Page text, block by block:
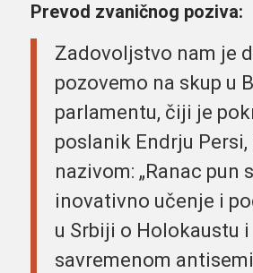
Prevod zvaničnog poziva:
Zadovoljstvo nam je
pozovemo na skup u
parlamentu, čiji je
poslanik Endrju Persi,
nazivom: „Ranac pun
inovativno učenje i
u Srbiji o Holokaustu i
savremenom